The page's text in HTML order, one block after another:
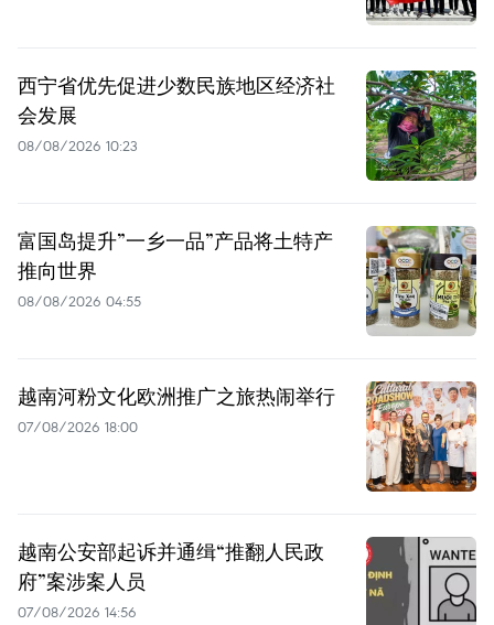
西宁省优先促进少数民族地区经济社
会发展
08/08/2026 10:23
富国岛提升”一乡一品”产品将土特产
推向世界
08/08/2026 04:55
越南河粉文化欧洲推广之旅热闹举行
07/08/2026 18:00
越南公安部起诉并通缉“推翻人民政
府”案涉案人员
07/08/2026 14:56